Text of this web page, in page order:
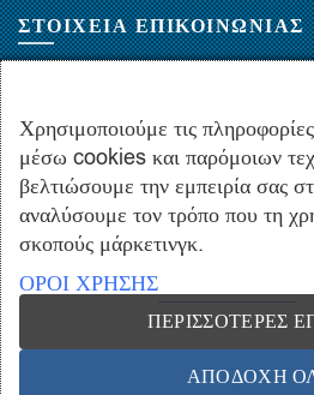
ΣΤΟΙΧΕΙΑ ΕΠΙΚΟΙΝΩΝΙΑΣ
+30.210-5143367,+30.210-
+30.210-5133976
info@hydropac.gr
Δευτ. εως Παρ.: 08:00 - 16:00
Vrisko.gr
Χρησιμοποιούμε τις
μέσω cookies και παρόμοιων
βελτιώσουμε την εμπειρία σας
αναλύσουμε τον τρόπο που τη
σκοπούς μάρκετινγκ.
ΟΡΟΙ ΧΡΗΣΗΣ
ΠΕΡΙΣΣΌΤΕΡΕΣ
ΑΠΟΔΟΧΉ